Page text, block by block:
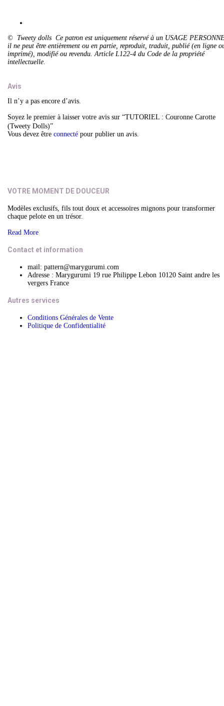
© Tweety dolls Ce patron est uniquement réservé à un USAGE
il ne peut être entièrement ou en partie, reproduit, traduit, publié (en ligne
imprimé), modifié ou revendu. Article L122-4 du Code de la propriété
intellectuelle.
Avis
Il n’y a pas encore d’avis.
Soyez le premier à laisser votre avis sur “TUTORIEL : Couronne Carotte
(Tweety Dolls)”
Vous devez être connecté pour publier un avis.
VOTRE MOMENT DE DOUCEUR
Modèles exclusifs, fils tout doux et accessoires mignons pour transformer
chaque pelote en un trésor.
Read More
Contact et information
mail: pattern@marygurumi.com
Adresse : Marygurumi 19 rue Philippe Lebon 10120 Saint andre les
vergers France
Autres services
Conditions Générales de Vente
Politique de Confidentialité